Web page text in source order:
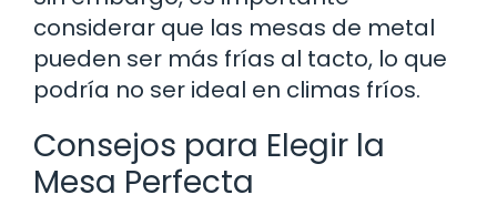
considerar que las mesas de metal
pueden ser más frías al tacto, lo que
podría no ser ideal en climas fríos.
Consejos para Elegir la
Mesa Perfecta